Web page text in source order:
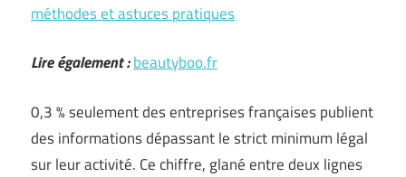
méthodes et astuces pratiques
Lire également :beautyboo.fr
0,3 % seulement des entreprises françaises publient
des informations dépassant le strict minimum légal
sur leur activité. Ce chiffre, glané entre deux lignes